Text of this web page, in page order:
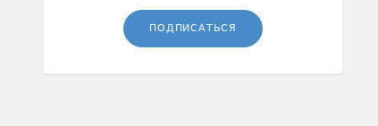
ПОДПИСАТЬСЯ